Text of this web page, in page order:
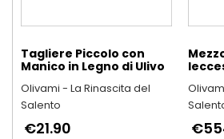
Tagliere Piccolo con
Manico in Legno di Ulivo
Olivami - La Rinascita del
Salento
€21.90